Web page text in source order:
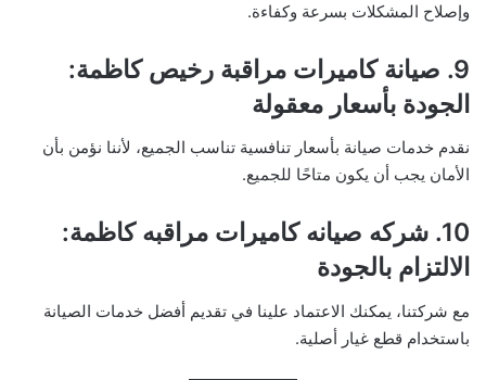
وإصلاح المشكلات بسرعة وكفاءة.
9. صيانة كاميرات مراقبة رخيص كاظمة:
الجودة بأسعار معقولة
نقدم خدمات صيانة بأسعار تنافسية تناسب الجميع، لأننا نؤمن بأن
الأمان يجب أن يكون متاحًا للجميع.
10. شركه صيانه كاميرات مراقبه كاظمة:
الالتزام بالجودة
مع شركتنا، يمكنك الاعتماد علينا في تقديم أفضل خدمات الصيانة
باستخدام قطع غيار أصلية.